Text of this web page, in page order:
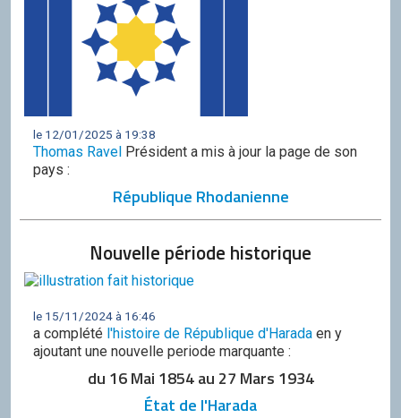
le 12/01/2025 à 19:38
Thomas Ravel Président a mis à jour la page de son
pays :
République Rhodanienne
Nouvelle période historique
le 15/11/2024 à 16:46
a complété l'histoire de République d'Harada en y
ajoutant une nouvelle periode marquante :
du 16 Mai 1854 au 27 Mars 1934
État de l'Harada